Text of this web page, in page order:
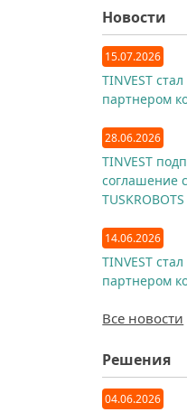
Новости
15.07.2026
TINVEST
партнером
28.06.2026
TINVEST
соглашение
TUSKROBOTS
14.06.2026
TINVEST
партнером
Все новости
Решения
04.06.2026